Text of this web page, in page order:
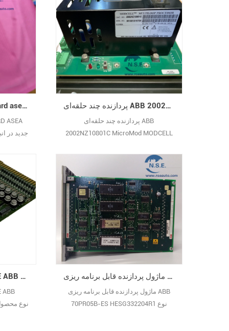
صنعتی. وظیفه اصلی آن تحقق تبدیل و
انتقال انواع مختلف سیگنال‌های صنعتی،
اتصال حسگرها/محرک‌های موجود در محل
با کنترل‌کننده‌های سیستم، حل مشکلات
ناسازگاری سیگنال و تضمین دقت و
پایداری29
abb 086370-001 pc board asea brown boveri new
ASEA
پردازنده چند حلقه‌ای ABB 2002NZ10801C MicroMod MODCELL
پردازنده چند حلقه‌ای ABB
2002NZ10801C MicroMod MODCELL
ماژول ورودی دیجیتال برای سیستم‌های
کنترل صنعتی ABB، یک واحد رابط کلیدی
برای دریافت سیگنال دیجیتال در محل در
اتوماسیون صنعتی. عملکرد اصلی آن
دریافت دقیق سیگنال‌های دیجیتال از
حسگرها، کلیدهای محدودکننده، دکمه‌ها و
سایر دستگاه‌ها، تبدیل آنها به سیگنال‌های
الکتریکی29
واحد کوپلینگ 70BK03B-E ABB HESG447270R0001 ماژول پردازنده قابل برنامه ریزی ABB 70PR05B-ES HESG332204R1
ماژول پردازنده قابل برنامه ریزی ABB
70PR05B-ES HESG332204R1 نوع